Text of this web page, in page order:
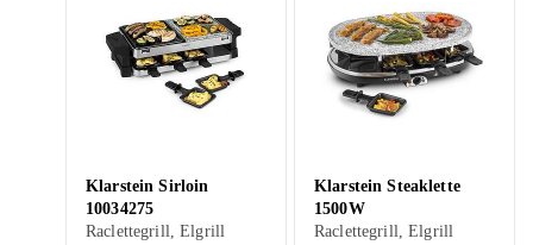
Klarstein Sirloin
10034275
Raclettegrill, Elgrill
Klarstein Steaklette
1500W
Raclettegrill, Elgrill